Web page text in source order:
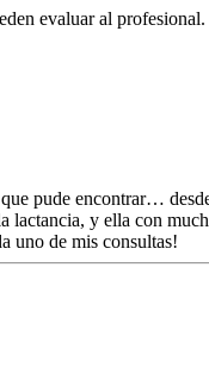
evaluar al profesional.
pude encontrar…
lactancia, y ella con
uno de mis consultas!